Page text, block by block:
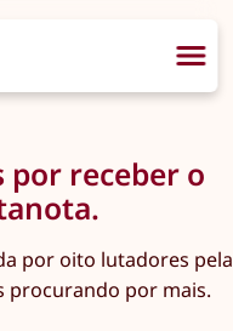
por receber o
por oito lutadores pela
procurando por mais.